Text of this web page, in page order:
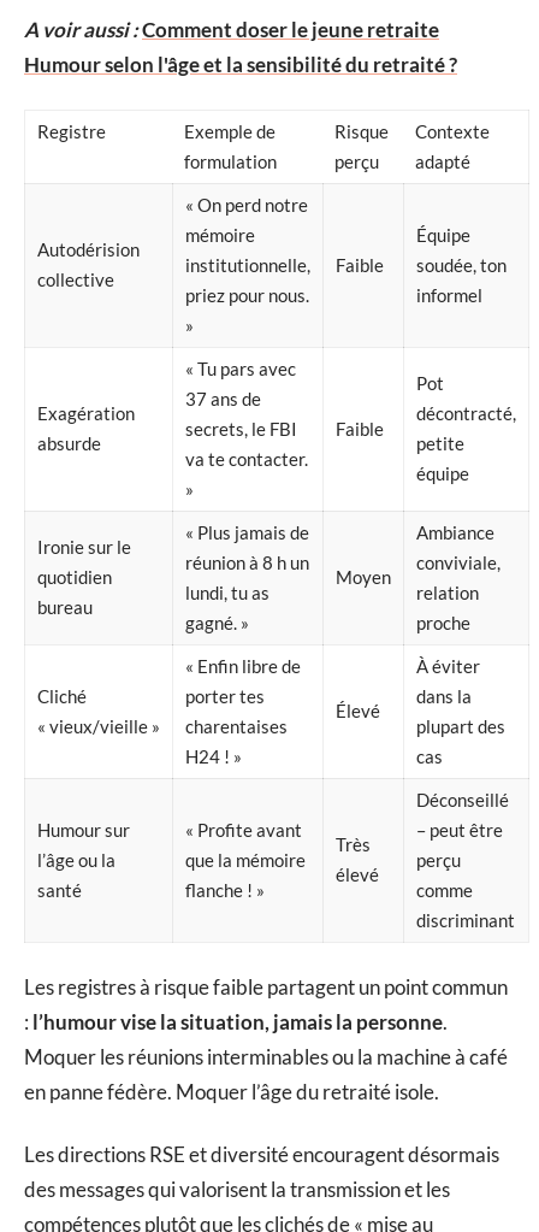
A voir aussi :Comment doser le jeune retraite
Humour selon l'âge et la sensibilité du retraité ?
Registre
Exemple de
formulation
Risque
perçu
Contexte
adapté
Autodérision
collective
« On perd notre
mémoire
institutionnelle,
priez pour nous.
»
Faible
Équipe
soudée, ton
informel
Exagération
absurde
« Tu pars avec
37 ans de
secrets, le FBI
va te contacter.
»
Faible
Pot
décontracté,
petite
équipe
Ironie sur le
quotidien
bureau
« Plus jamais de
réunion à 8 h un
lundi, tu as
gagné. »
Moyen
Ambiance
conviviale,
relation
proche
Cliché
« vieux/vieille »
« Enfin libre de
porter tes
charentaises
H24 ! »
Élevé
À éviter
dans la
plupart des
cas
Humour sur
l’âge ou la
santé
« Profite avant
que la mémoire
flanche ! »
Très
élevé
Déconseillé
– peut être
perçu
comme
discriminant
Les registres à risque faible partagent un point commun
: l’humour vise la situation, jamais la personne.
Moquer les réunions interminables ou la machine à café
en panne fédère. Moquer l’âge du retraité isole.
Les directions RSE et diversité encouragent désormais
des messages qui valorisent la transmission et les
compétences plutôt que les clichés de « mise au